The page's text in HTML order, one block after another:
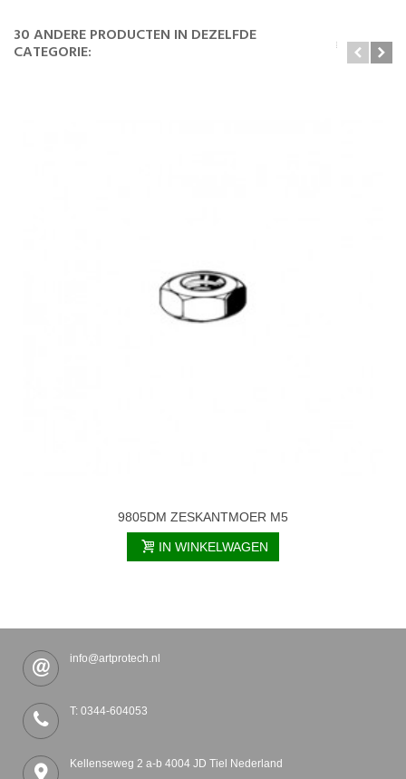
30 ANDERE PRODUCTEN IN DEZELFDE
CATEGORIE:
9805DM ZESKANTMOER M5
IN WINKELWAGEN
info@artprotech.nl
T: 0344-604053
Kellenseweg 2 a-b 4004 JD Tiel Nederland